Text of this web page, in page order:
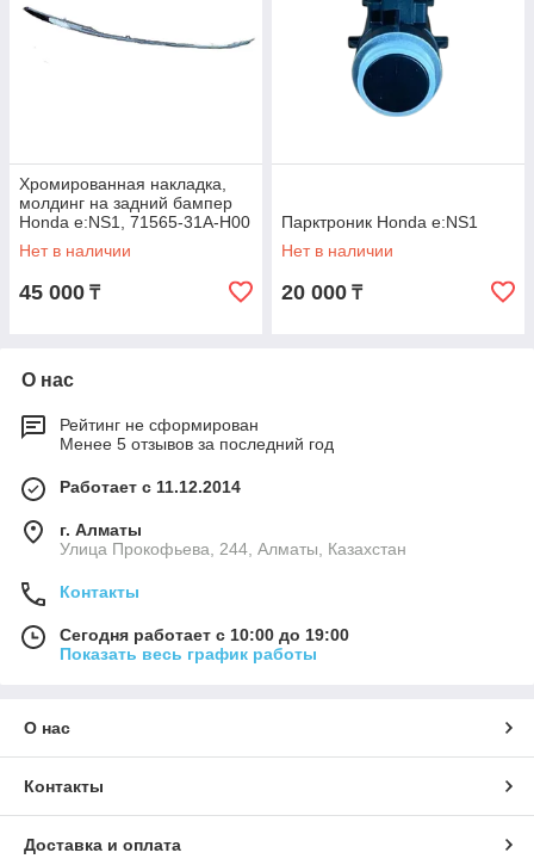
Хромированная накладка,
молдинг на задний бампер
Honda e:NS1, 71565-31A-H00
Нет в наличии
45 000 ₸
Парктроник Honda e:NS1
Нет в наличии
20 000 ₸
О нас
Рейтинг не сформирован
Менее 5 отзывов за последний год
Работает с 11.12.2014
г. Алматы
​Улица Прокофьева, 244, Алматы, Казахстан
Контакты
Сегодня работает с 10:00 до 19:00
Показать весь график работы
О нас
Контакты
Доставка и оплата